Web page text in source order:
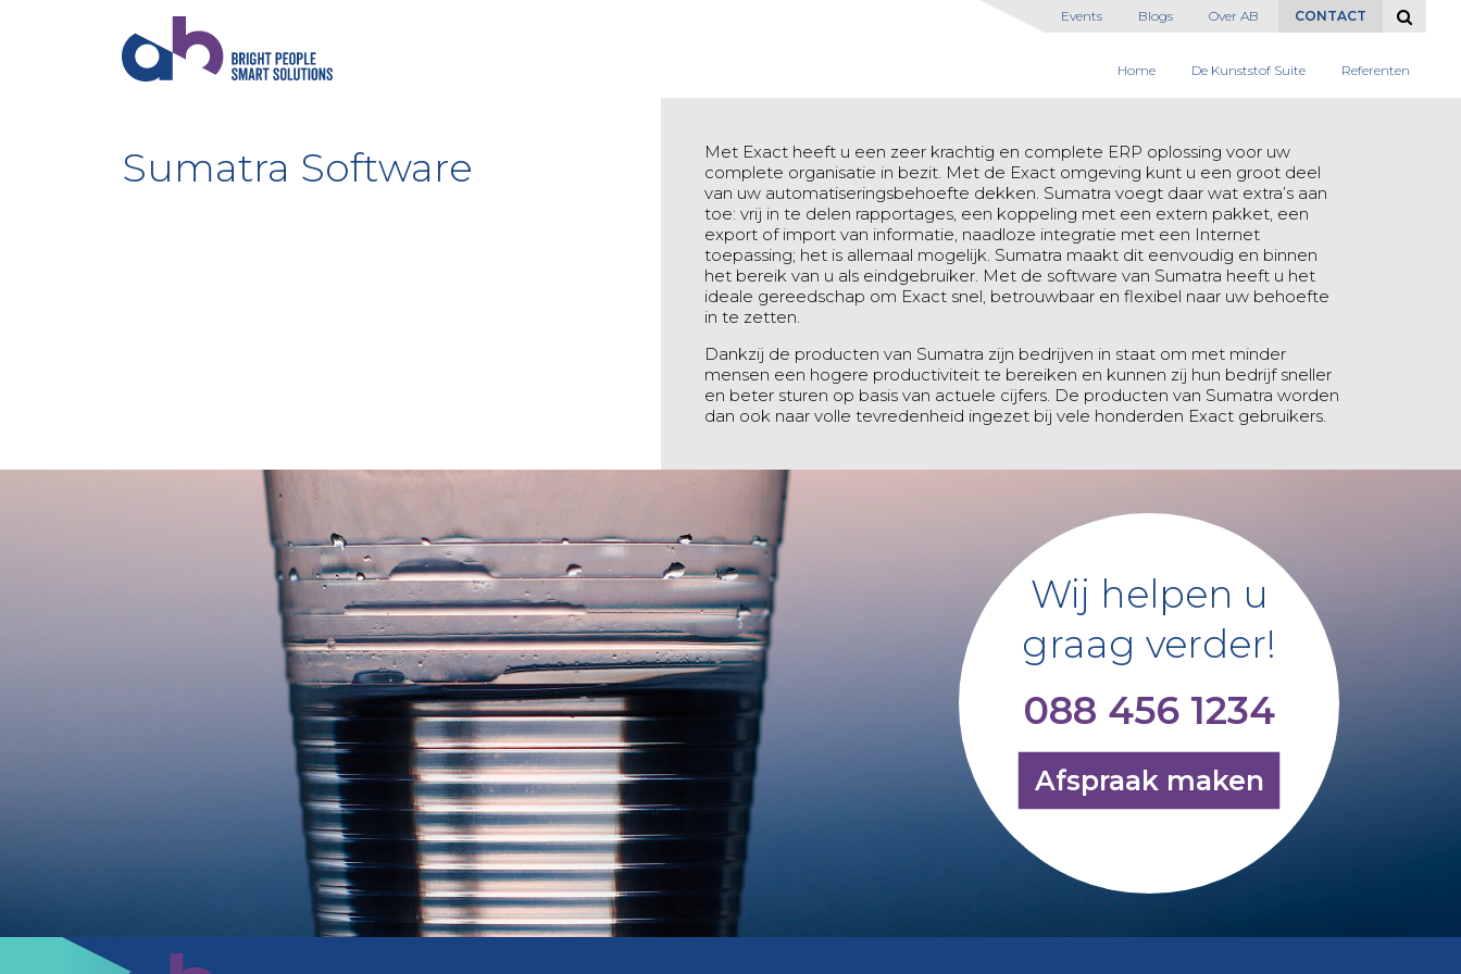
Events Blogs Over AB CONTACT
Home De Kunststof Suite Referenten
Sumatra Software
Met Exact heeft u een zeer krachtig en complete ERP oplossing voor uw
complete organisatie in bezit. Met de Exact omgeving kunt u een groot deel
van uw automatiseringsbehoefte dekken. Sumatra voegt daar wat extra’s aan
toe: vrij in te delen rapportages, een koppeling met een extern pakket, een
export of import van informatie, naadloze integratie met een Internet
toepassing; het is allemaal mogelijk. Sumatra maakt dit eenvoudig en binnen
het bereik van u als eindgebruiker. Met de software van Sumatra heeft u het
ideale gereedschap om Exact snel, betrouwbaar en flexibel naar uw behoefte
in te zetten.
Dankzij de producten van Sumatra zijn bedrijven in staat om met minder
mensen een hogere productiviteit te bereiken en kunnen zij hun bedrijf sneller
en beter sturen op basis van actuele cijfers. De producten van Sumatra worden
dan ook naar volle tevredenheid ingezet bij vele honderden Exact gebruikers.
Wij helpen u
graag verder!
088 456 1234
Afspraak maken